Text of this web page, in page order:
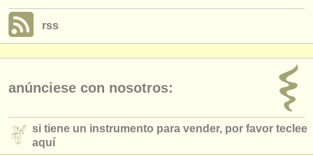
rss
anúnciese con nosotros:
si tiene un instrumento para vender, por favor teclee
aquí